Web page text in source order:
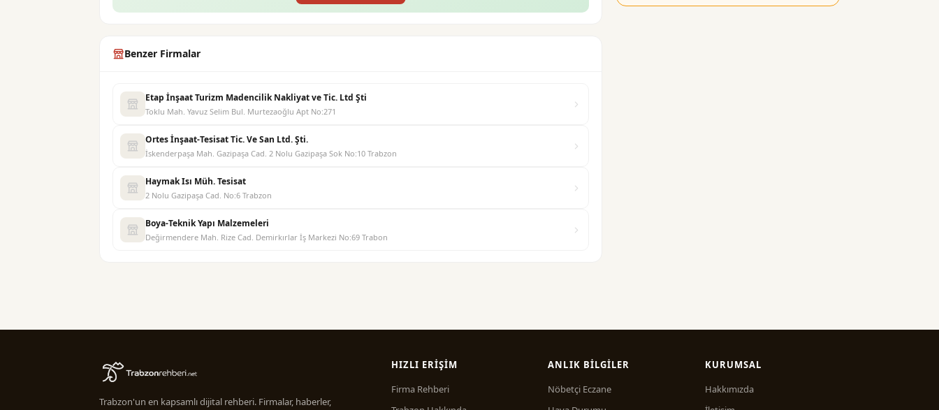
Benzer Firmalar
Etap İnşaat Turizm Madencilik Nakliyat ve Tic. Ltd Şti
Toklu Mah. Yavuz Selim Bul. Murtezaoğlu Apt No:271
Ortes İnşaat-Tesisat Tic. Ve San Ltd. Şti.
İskenderpaşa Mah. Gazipaşa Cad. 2 Nolu Gazipaşa Sok No:10 Trabzon
Haymak Isı Müh. Tesisat
2 Nolu Gazipaşa Cad. No:6 Trabzon
Boya-Teknik Yapı Malzemeleri
Değirmendere Mah. Rize Cad. Demirkırlar İş Markezi No:69 Trabon
Trabzon'un en kapsamlı dijital rehberi. Firmalar, haberler,
HIZLI ERIŞIM
Firma Rehberi
ANLIK BILGILER
Nöbetçi Eczane
KURUMSAL
Hakkımızda